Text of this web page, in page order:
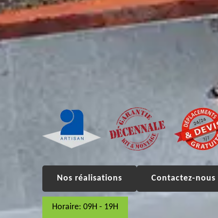
Nos réalisations Contactez-nous
Horaire: 09H - 19H